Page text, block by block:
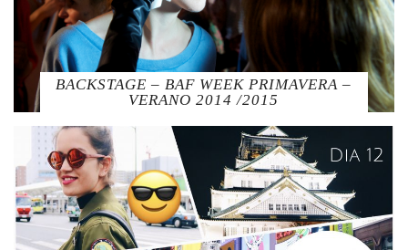
BACKSTAGE – BAF WEEK PRIMAVERA –
VERANO 2014 /2015